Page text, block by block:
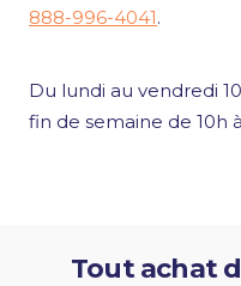
888-996-4041.
Du lundi au vendredi
fin de semaine de 10h
Tout achat